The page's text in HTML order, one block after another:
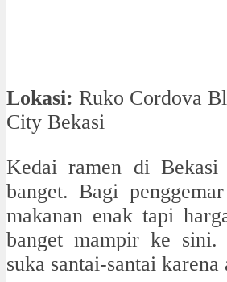
Lokasi: Ruko Cordova
City Bekasi
Kedai ramen di
banget. Bagi
makanan enak tapi
banget mampir ke sini.
suka santai-santai